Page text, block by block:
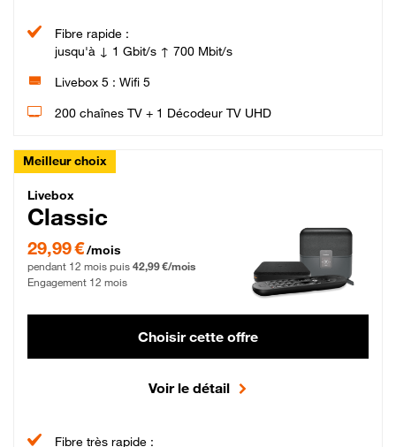
Fibre rapide :
jusqu'à ↓ 1 Gbit/s ↑ 700 Mbit/s
Livebox 5 : Wifi 5
200 chaînes TV + 1 Décodeur TV UHD
Meilleur choix
Livebox Classic Fibre
Livebox
Classic
29,99 € par mois pendant 12 mois puis 42,99 € par mois, Engagement 12 mois
29,99 €/mois
pendant 12 mois puis 42,99 €/mois
Engagement 12 mois
Choisir cette offre
Voir le détail
Fibre très rapide :